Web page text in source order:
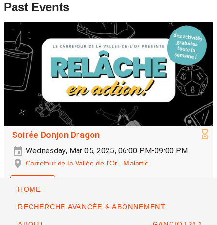
Past Events
Soirée Donjon Dragon
Wednesday, Mar 05, 2025, 06:00 PM-09:00 PM
Carrefour de la Vallée-de-l’Or - Malartic
HOME
RECHERCHE AVANCÉE & ABONNEMENT